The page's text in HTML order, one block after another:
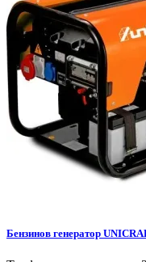
Бензинов генератор